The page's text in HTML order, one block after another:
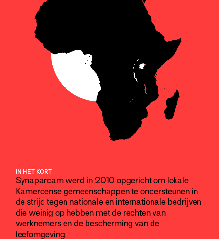
IN HET KORT
Synaparcam werd in 2010 opgericht om lokale
Kameroense gemeenschappen te ondersteunen in
de strijd tegen nationale en internationale bedrijven
die weinig op hebben met de rechten van
werknemers en de bescherming van de
leefomgeving.